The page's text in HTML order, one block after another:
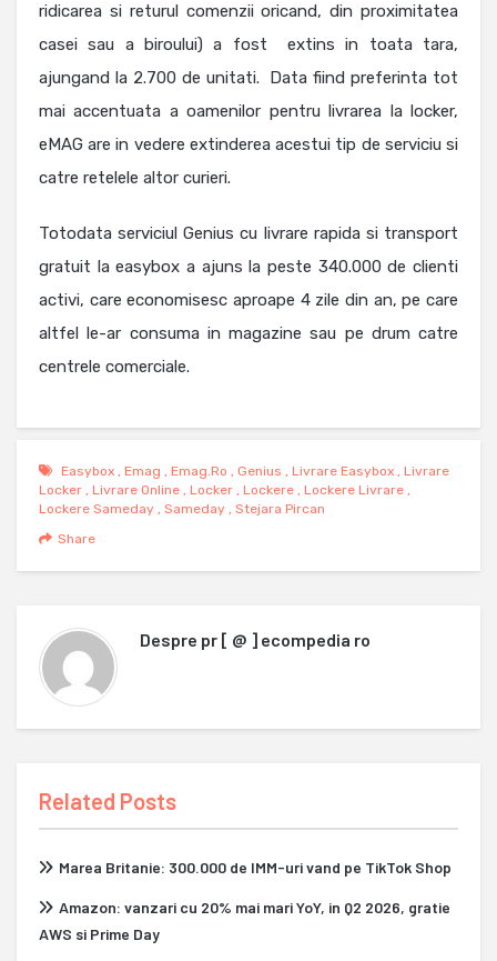
ridicarea si returul comenzii oricand, din proximitatea
casei sau a biroului) a fost extins in toata tara,
ajungand la 2.700 de unitati. Data fiind preferinta tot
mai accentuata a oamenilor pentru livrarea la locker,
eMAG are in vedere extinderea acestui tip de serviciu si
catre retelele altor curieri.
Totodata serviciul Genius cu livrare rapida si transport
gratuit la easybox a ajuns la peste 340.000 de clienti
activi, care economisesc aproape 4 zile din an, pe care
altfel le-ar consuma in magazine sau pe drum catre
centrele comerciale.
Easybox , Emag , Emag.ro , Genius , Livrare Easybox , Livrare
Locker , Livrare Online , Locker , Lockere , Lockere Livrare ,
Lockere Sameday , Sameday , Stejara Pircan
Share
Despre pr [ @ ] ecompedia ro
Related Posts
Marea Britanie: 300.000 de IMM-uri vand pe TikTok Shop
Amazon: vanzari cu 20% mai mari YoY, in Q2 2026, gratie
AWS si Prime Day